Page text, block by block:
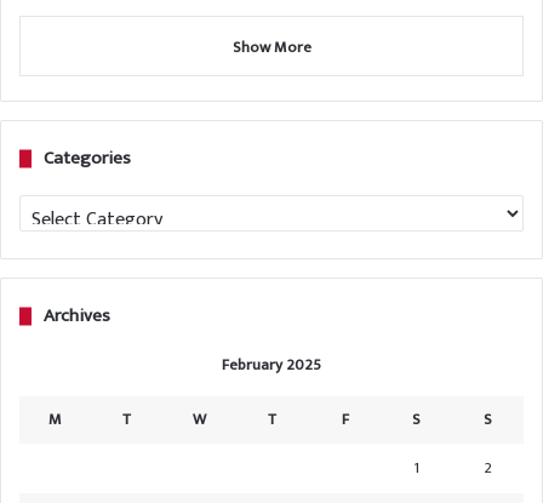
Show More
Categories
Categories
Archives
February 2025
M T W T F S
S
1
2